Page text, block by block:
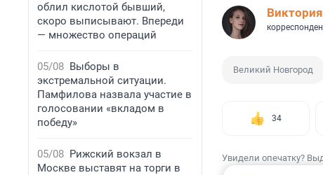
облил кислотой бывший,
скоро выписывают. Впереди
— множество операций
05/08 Выборы в
экстремальной ситуации.
Памфилова назвала участие в
голосовании «вкладом в
победу»
05/08 Рижский вокзал в
Москве выставят на торги в
Великий Новгород
34
Увидели опечатку?